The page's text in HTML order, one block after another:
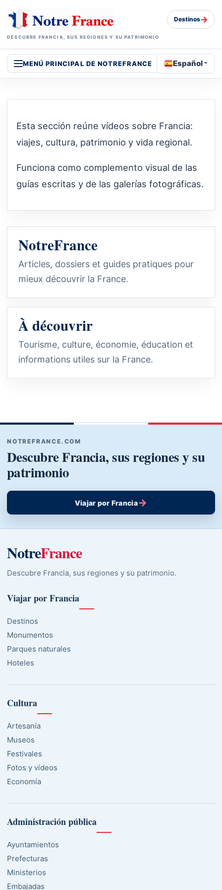
DESCUBRE FRANCIA, SUS REGIONES Y SU PATRIMONIO
Destinos→
MENÚ PRINCIPAL DE NOTREFRANCE Español
Esta sección reúne vídeos sobre Francia:
viajes, cultura, patrimonio y vida regional.
Funciona como complemento visual de las
guías escritas y de las galerías fotográficas.
NotreFrance
Articles, dossiers et guides pratiques pour
mieux découvrir la France.
À découvrir
Tourisme, culture, économie, éducation et
informations utiles sur la France.
NOTREFRANCE.COM
Descubre Francia, sus regiones y su
patrimonio
Viajar por Francia→
NotreFrance
Descubre Francia, sus regiones y su patrimonio.
Viajar por Francia
Destinos
Monumentos
Parques naturales
Hoteles
Cultura
Artesanía
Museos
Festivales
Fotos y vídeos
Economía
Administración pública
Ayuntamientos
Prefecturas
Ministerios
Embajadas